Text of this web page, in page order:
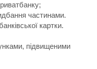
частинами.
картки.
підвищеними